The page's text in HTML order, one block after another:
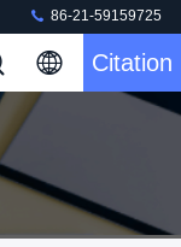
86-21-59159725
Citation